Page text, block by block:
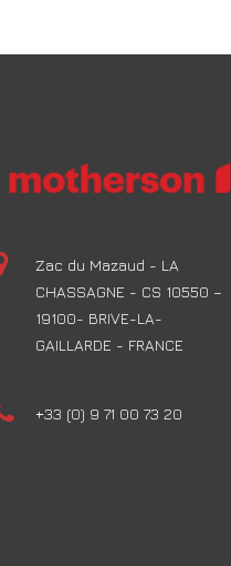
Zac du Mazaud - LA
CHASSAGNE - CS 10550 –
19100- BRIVE-LA-
GAILLARDE - FRANCE
+33 (0) 9 71 00 73 20